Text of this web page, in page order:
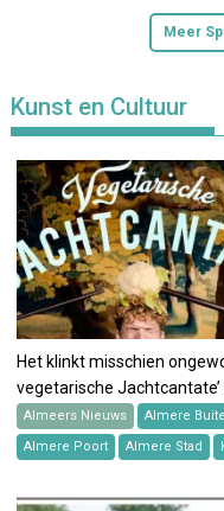
Meer
Kunst en Cultuur
Het klinkt misschien
vegetarische
Almeers Nieuws Almere
Almere Poort
Almere Stad